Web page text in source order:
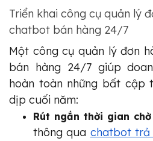
Triển khai công cụ quản lý
chatbot bán hàng 24/7
Một công cụ quản lý đơn
bán hàng 24/7 giúp
hoàn toàn những bất cập
dịp cuối năm:
Rút ngắn thời gian
thông qua chatbot trả